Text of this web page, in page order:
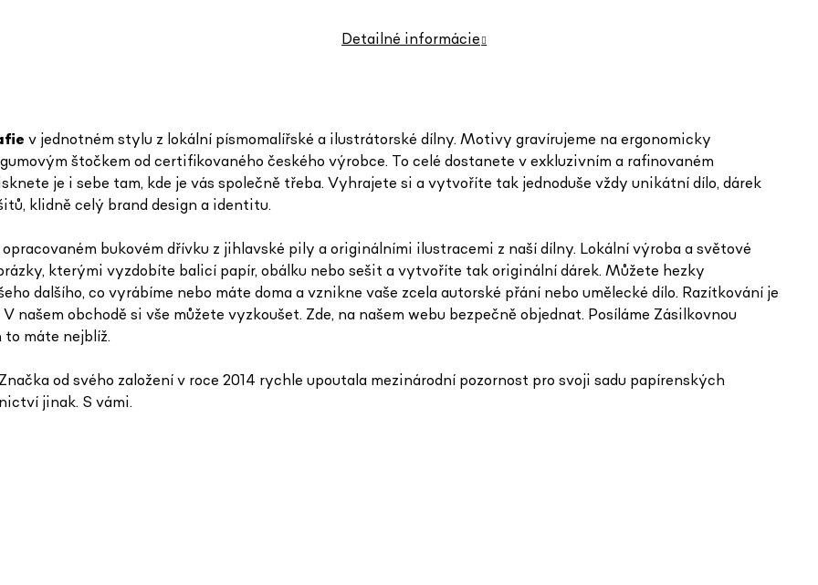
Detailné informácie
v jednotném stylu z lokální písmomalířské a ilustrátorské dílny. Motivy gravírujeme na ergonomicky
štočkem od certifikovaného českého výrobce. To celé dostanete v exkluzivním a rafinovaném
je i sebe tam, kde je vás společně třeba. Vyhrajete si a vytvoříte tak jednoduše vždy unikátní dílo, dárek
klidně celý brand design a identitu.
bukovém dřívku z jihlavské pily a originálními ilustracemi z naší dílny. Lokální výroba a světové
kterými vyzdobíte balicí papír, obálku nebo sešit a vytvoříte tak originální dárek. Můžete hezky
dalšího, co vyrábíme nebo máte doma a vznikne vaše zcela autorské přání nebo umělecké dílo. Razítkování je
obchodě si vše můžete vyzkoušet. Zde, na našem webu bezpečně objednat. Posíláme Zásilkovnou
to máte nejblíž.
od svého založení v roce 2014 rychle upoutala mezinárodní pozornost pro svoji sadu papírenských
jinak. S vámi.